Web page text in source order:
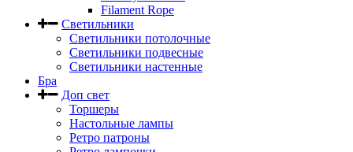
Filament Rope
Светильники
Светильники потолочные
Светильники подвесные
Светильники настенные
Бра
Доп свет
Торшеры
Настольные лампы
Ретро патроны